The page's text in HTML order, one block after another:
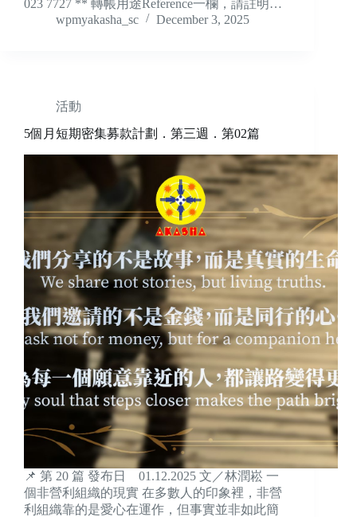
023 7727 ** 轉帳用途Reference一欄，請註明…
wpmyakasha_sc
December 3, 2025
活動
5個月短期密集募款計劃．第三週．第02篇
📌 第 20 篇 發布日 01.12.2025 文／林潤崧 一
個非營利組織的現實 在多數人的印象裡，非營
利組織靠的是愛心在運作，但事實並非如此簡